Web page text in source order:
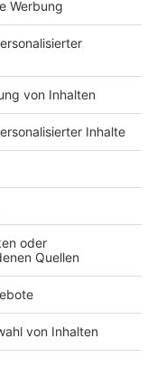
für den
Die
geeinigt und
alle dem
Schließung von
bleiben jetzt alle
geht um